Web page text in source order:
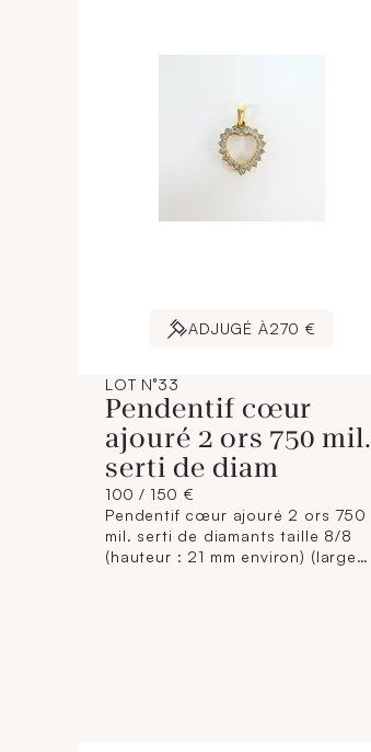
ADJUGÉ À270 €
LOT N°33
Pendentif cœur
ajouré 2 ors 750 mil.
serti de diam
100 / 150 €
Pendentif cœur ajouré 2 ors 750
mil. serti de diamants taille 8/8
(hauteur : 21 mm environ) (largeur